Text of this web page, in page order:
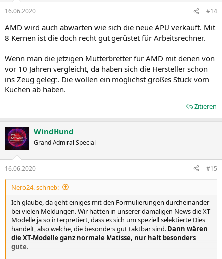
16.06.2020 #14
AMD wird auch abwarten wie sich die neue APU verkauft. Mit
8 Kernen ist die doch recht gut gerüstet für Arbeitsrechner.
Wenn man die jetzigen Mutterbretter für AMD mit denen von
vor 10 Jahren vergleicht, da haben sich die Hersteller schon
ins Zeug gelegt. Die wollen ein möglichst großes Stück vom
Kuchen ab haben.
Zitieren
WindHund
Grand Admiral Special
16.06.2020 #15
Nero24. schrieb:
Ich glaube, da geht einiges mit den Formulierungen durcheinander
bei vielen Meldungen. Wir hatten in unserer damaligen News die XT-
Modelle ja so interpretiert, dass es sich um speziell selektierte Dies
handelt, also welche, die besonders gut taktbar sind. Dann wären
die XT-Modelle ganz normale Matisse, nur halt besonders
gute.